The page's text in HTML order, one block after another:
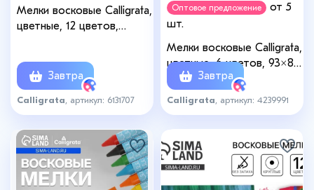
Мелки восковые Calligrata,
цветные, 12 цветов,
Завтра
Calligrata , артикул: 6131707
Оптовое предложение
от 5
шт.
Мелки восковые Calligrata,
цветные, 6 цветов, 93×8
мм
Завтра
Calligrata , артикул: 4239991